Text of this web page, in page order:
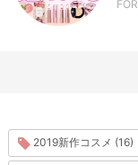
2019新作コスメ (16)